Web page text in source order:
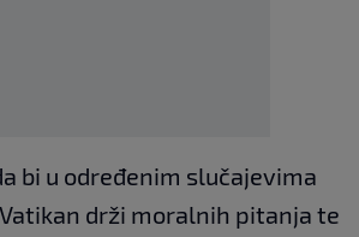
bi u određenim slučajevima
drži moralnih pitanja te